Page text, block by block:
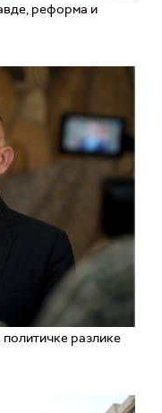
реформа и
политичке разлике